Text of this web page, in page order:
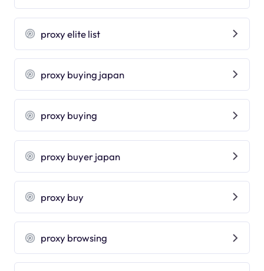
proxy elite list
proxy buying japan
proxy buying
proxy buyer japan
proxy buy
proxy browsing